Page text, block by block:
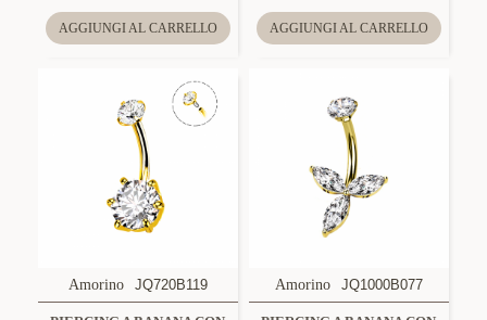
AGGIUNGI AL CARRELLO AGGIUNGI AL CARRELLO
Amorino JQ720B119 Amorino JQ1000B077